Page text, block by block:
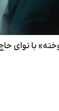
با نوای